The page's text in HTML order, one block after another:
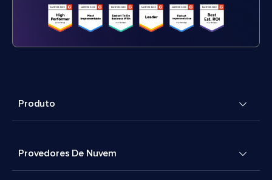
Produto
Provedores De Nuvem